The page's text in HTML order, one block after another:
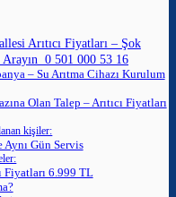
Arıtıcı Fiyatları – Şok
Arayın 0 501 000 53 16
– Su Arıtma Cihazı Kurulum
Olan Talep – Arıtıcı Fiyatları
kişiler:
Gün Servis
Fiyatları 6.999 TL